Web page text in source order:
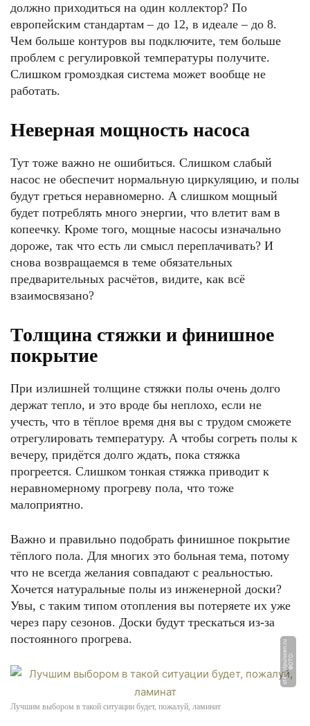
должно приходиться на один коллектор? По
европейским стандартам – до 12, в идеале – до 8.
Чем больше контуров вы подключите, тем больше
проблем с регулировкой температуры получите.
Слишком громоздкая система может вообще не
работать.
Неверная мощность насоса
Тут тоже важно не ошибиться. Слишком слабый
насос не обеспечит нормальную циркуляцию, и полы
будут греться неравномерно. А слишком мощный
будет потреблять много энергии, что влетит вам в
копеечку. Кроме того, мощные насосы изначально
дороже, так что есть ли смысл переплачивать? И
снова возвращаемся в теме обязательных
предварительных расчётов, видите, как всё
взаимосвязано?
Толщина стяжки и финишное
покрытие
При излишней толщине стяжки полы очень долго
держат тепло, и это вроде бы неплохо, если не
учесть, что в тёплое время дня вы с трудом сможете
отрегулировать температуру. А чтобы согреть полы к
вечеру, придётся долго ждать, пока стяжка
прогреется. Слишком тонкая стяжка приводит к
неравномерному прогреву пола, что тоже
малоприятно.
Важно и правильно подобрать финишное покрытие
тёплого пола. Для многих это больная тема, потому
что не всегда желания совпадают с реальностью.
Хочется натуральные полы из инженерной доски?
Увы, с таким типом отопления вы потеряете их уже
через пару сезонов. Доски будут трескаться из-за
постоянного прогрева.
Ф
О
Т
О:
s
t
4
0.
s
t
p
ul
s
c
e
n.
r
u
Лучшим выбором в такой ситуации будет, пожалуй, ламинат